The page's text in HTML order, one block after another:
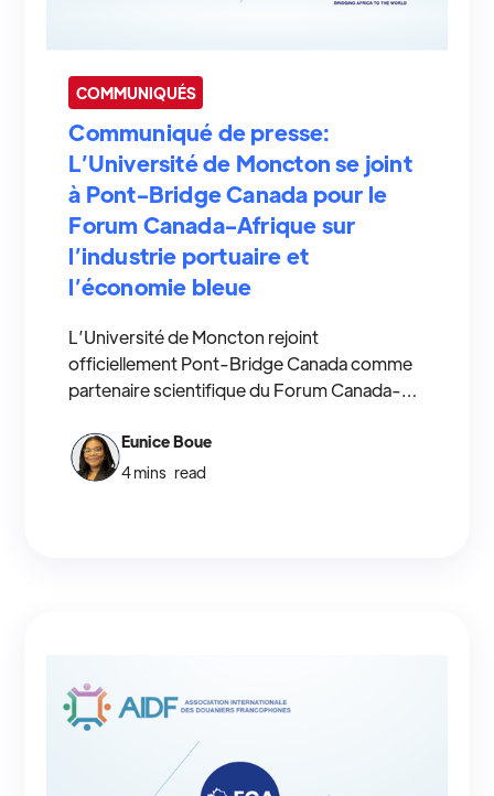
COMMUNIQUÉS
Communiqué de presse:
L’Université de Moncton se joint
à Pont-Bridge Canada pour le
Forum Canada-Afrique sur
l’industrie portuaire et
l’économie bleue
L’Université de Moncton rejoint
officiellement Pont-Bridge Canada comme
partenaire scientifique du Forum Canada-
soutien financier de 10 000 $ et une
expertise en recherche et innovation pour
Eunice Boue
4 mins read